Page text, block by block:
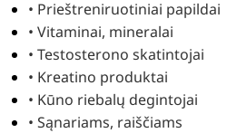
• Prieštreniruotiniai papildai
• Vitaminai, mineralai
• Testosterono skatintojai
• Kreatino produktai
• Kūno riebalų degintojai
• Sąnariams, raiščiams